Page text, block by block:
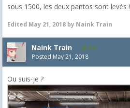
sous 1500, les deux pantos sont levés !
Edited May 21, 2018 by Naink Train
Naink Train 108
Posted May 21, 2018
Ou suis-je ?